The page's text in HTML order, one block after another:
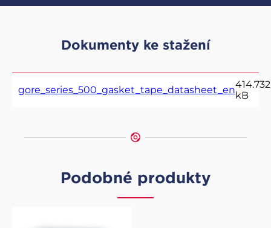
Dokumenty ke stažení
gore_series_500_gasket_tape_datasheet_en414.732
kB
Podobné produkty